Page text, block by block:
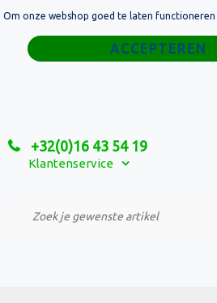
+32(0)16 43 54 19
Klantenservice
Home
Relatiegeschenken
Custom Made Projecten
Om onze webshop goed te laten functioneren